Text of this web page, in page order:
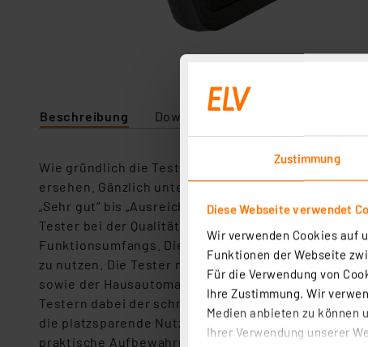
Zustimmung
Diese Webseite verwendet
Wir verwenden Cookies auf
Funktionen der Webseite
Für die Verwendung von
Ihre Zustimmung. Wir
Medien anbieten zu können
Ihrer Verwendung unserer
Beschreibung Downloads
Wie gründlich die Tests waren, kann man an den
ersehen. Gänzlich unterschiedlich fielen die
„Sehr gut“ bis „Ausreichend“ vertreten, konkret in
Tester bei der Qualitätsanmutung des Geräts, der
Funktionsumfangs. Die Idealnote 1,0 erhielt das
zu nutzen. Die Tester nutzten das Messgerät für
sowie der Hausautomation. Hier wurden bei der
Testern dabei der schnelle Wechsel verschiedener
die platzsparende Nutzung auf nur temporären
praktische Aufbewahrungstasche. Besonders